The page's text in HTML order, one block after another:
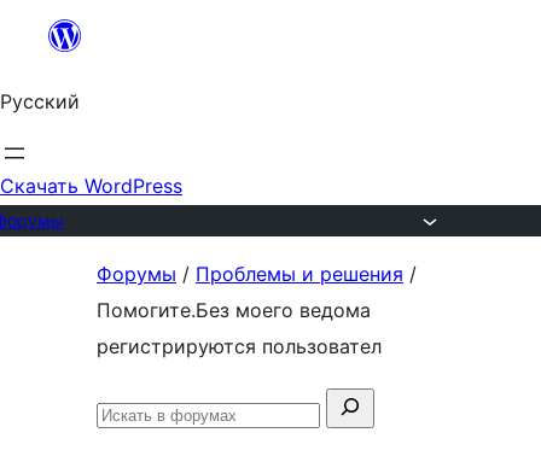
Перейти
содержимому
Русский
Скачать WordPress
содержимому
Форумы / Проблемы и решения /
Помогите.Без моего ведома
регистрируются пользовател
Поиск:
Искать